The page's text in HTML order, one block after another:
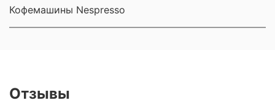
Кофемашины Nespresso
Отзывы